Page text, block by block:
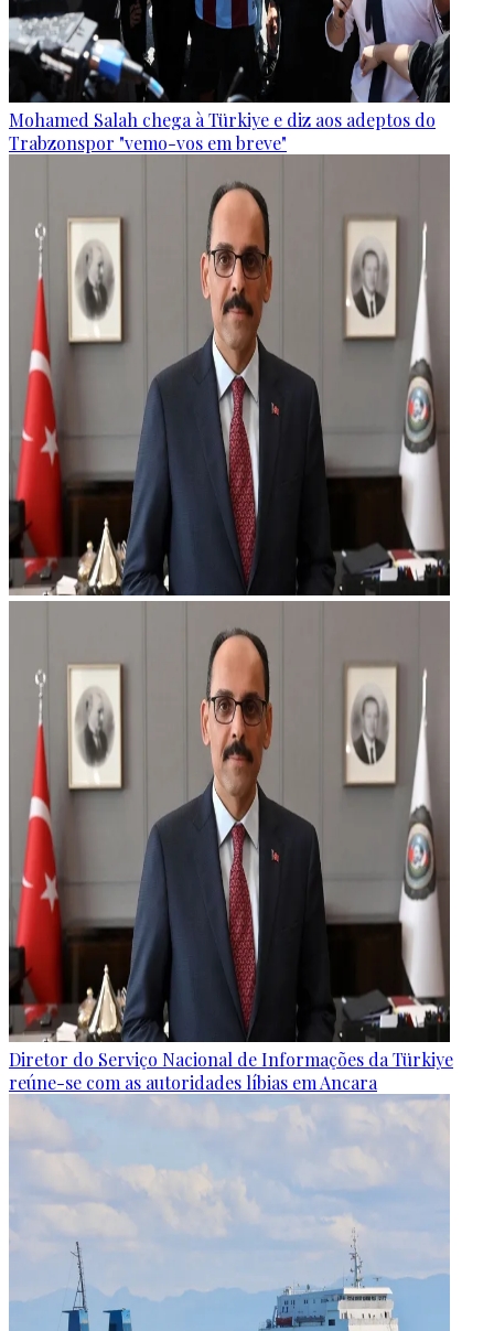
Mohamed Salah chega à Türkiye e diz aos adeptos do
Trabzonspor "vemo-vos em breve"
Diretor do Serviço Nacional de Informações da Türkiye
reúne-se com as autoridades líbias em Ancara